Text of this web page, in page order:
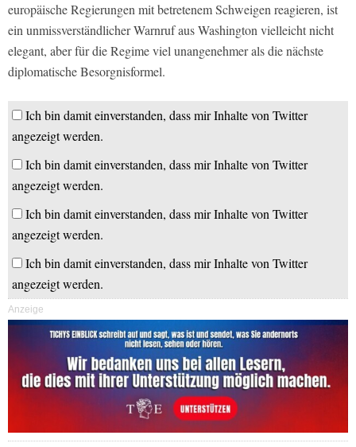
europäische Regierungen mit betretenem Schweigen reagieren, ist
ein unmissverständlicher Warnruf aus Washington vielleicht nicht
elegant, aber für die Regime viel unangenehmer als die nächste
diplomatische Besorgnisformel.
Ich bin damit einverstanden, dass mir Inhalte von Twitter
angezeigt werden.
Ich bin damit einverstanden, dass mir Inhalte von Twitter
angezeigt werden.
Ich bin damit einverstanden, dass mir Inhalte von Twitter
angezeigt werden.
Ich bin damit einverstanden, dass mir Inhalte von Twitter
angezeigt werden.
Anzeige